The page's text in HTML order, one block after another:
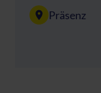
Präsenz